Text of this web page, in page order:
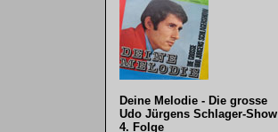
Deine Melodie - Die grosse
Udo Jürgens Schlager-Show
4. Folge